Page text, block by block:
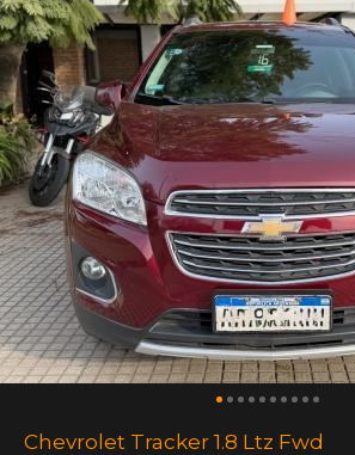
Chevrolet Tracker 1.8 Ltz Fwd